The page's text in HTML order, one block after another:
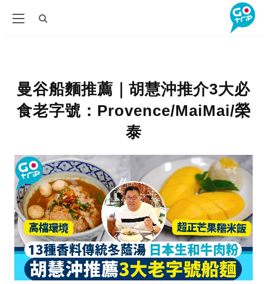
曼谷船麵推薦｜胡慧沖推介3大必
食老字號：Provence/MaiMai/榮
泰